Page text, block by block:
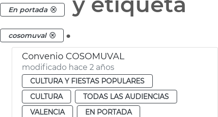
En portada
cosomuval .
Convenio COSOMUVAL
modificado hace 2 años
CULTURA Y FIESTAS POPULARES
CULTURA
TODAS LAS AUDIENCIAS
VALENCIA
EN PORTADA